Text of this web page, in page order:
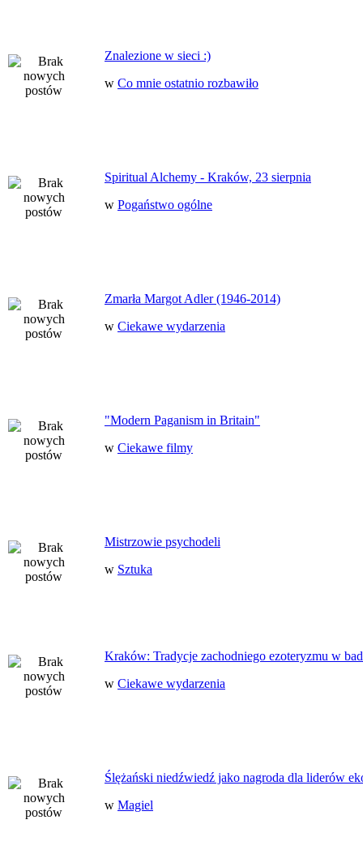
Znalezione w sieci :)
w Co mnie ostatnio rozbawiło
Spiritual Alchemy - Kraków, 23 sierpnia
w Pogaństwo ogólne
Zmarła Margot Adler (1946-2014)
w Ciekawe wydarzenia
"Modern Paganism in Britain"
w Ciekawe filmy
Mistrzowie psychodeli
w Sztuka
Kraków: Tradycje zachodniego ezoteryzmu w
w Ciekawe wydarzenia
Ślężański niedźwiedź jako nagroda dla liderów
w Magiel